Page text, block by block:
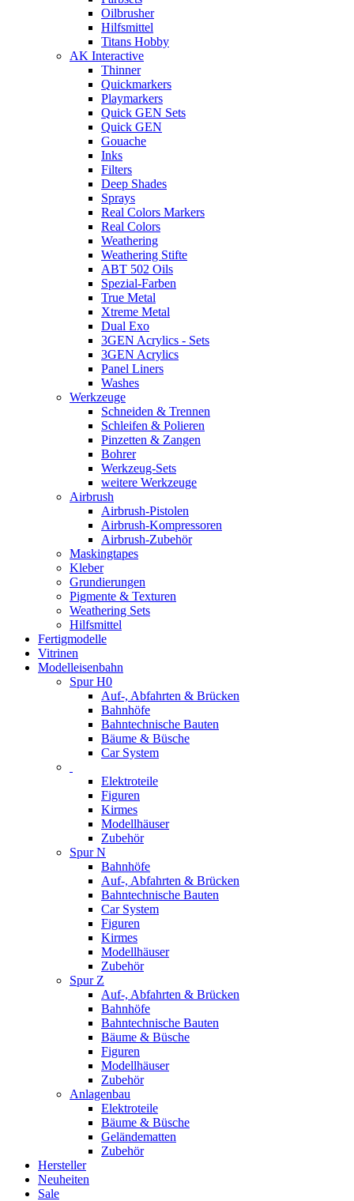
Oilbrusher
Hilfsmittel
Titans Hobby
AK Interactive
Thinner
Quickmarkers
Playmarkers
Quick GEN Sets
Quick GEN
Gouache
Inks
Filters
Deep Shades
Sprays
Real Colors Markers
Real Colors
Weathering
Weathering Stifte
ABT 502 Oils
Spezial-Farben
True Metal
Xtreme Metal
Dual Exo
3GEN Acrylics - Sets
3GEN Acrylics
Panel Liners
Washes
Werkzeuge
Schneiden & Trennen
Schleifen & Polieren
Pinzetten & Zangen
Bohrer
Werkzeug-Sets
weitere Werkzeuge
Airbrush
Airbrush-Pistolen
Airbrush-Kompressoren
Airbrush-Zubehör
Maskingtapes
Kleber
Grundierungen
Pigmente & Texturen
Weathering Sets
Hilfsmittel
Fertigmodelle
Vitrinen
Modelleisenbahn
Spur H0
Auf-, Abfahrten & Brücken
Bahnhöfe
Bahntechnische Bauten
Bäume & Büsche
Car System
Elektroteile
Figuren
Kirmes
Modellhäuser
Zubehör
Spur N
Bahnhöfe
Auf-, Abfahrten & Brücken
Bahntechnische Bauten
Car System
Figuren
Kirmes
Modellhäuser
Zubehör
Spur Z
Auf-, Abfahrten & Brücken
Bahnhöfe
Bahntechnische Bauten
Bäume & Büsche
Figuren
Modellhäuser
Zubehör
Anlagenbau
Elektroteile
Bäume & Büsche
Geländematten
Zubehör
Hersteller
Neuheiten
Sale